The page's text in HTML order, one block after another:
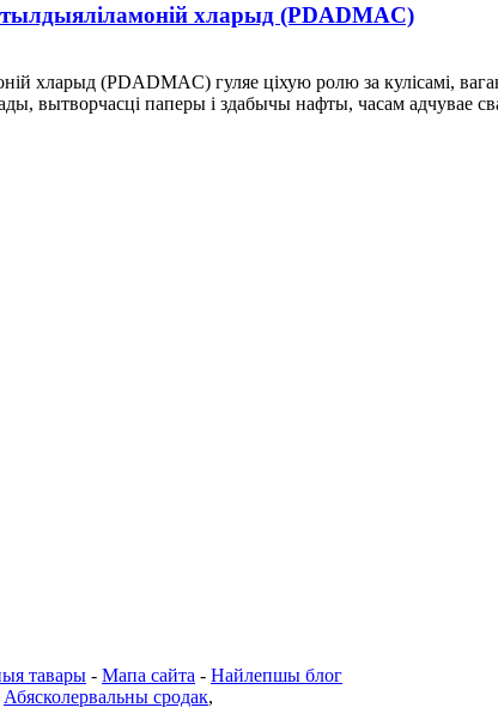
хларыд (PDADMAC)
хларыд (PDADMAC) гуляе ціхую ролю за кулісамі,
вытворчасці паперы і здабычы нафты, часам адчувае
тавары - Мапа сайта - Найлепшы блог
Абясколервальны сродак,